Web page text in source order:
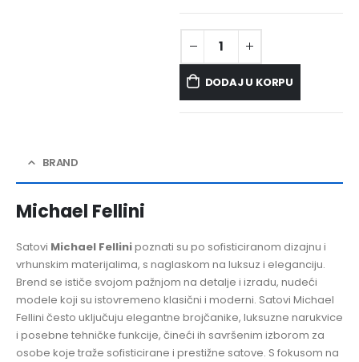
DODAJ U KORPU
BRAND
Michael Fellini
Satovi Michael Fellinipoznati su po sofisticiranom dizajnu i
vrhunskim materijalima, s naglaskom na luksuz i eleganciju.
Brend se ističe svojom pažnjom na detalje i izradu, nudeći
modele koji su istovremeno klasični i moderni. Satovi Michael
Fellini često uključuju elegantne brojčanike, luksuzne narukvice
i posebne tehničke funkcije, čineći ih savršenim izborom za
osobe koje traže sofisticirane i prestižne satove. S fokusom na